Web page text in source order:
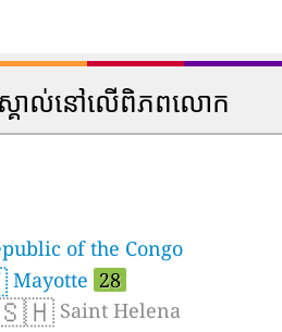
គាល់នៅលើពិភពលោក
of the Congo
Mayotte 28
Saint Helena